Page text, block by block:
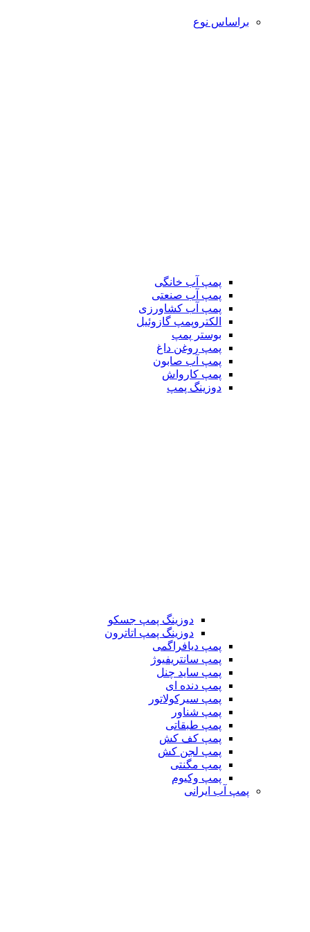
براساس نوع
پمپ آب خانگی
پمپ آب صنعتی
پمپ آب کشاورزی
الکتروپمپ گازوئیل
بوستر پمپ
پمپ روغن داغ
پمپ آب صابون
پمپ کارواش
دوزینگ پمپ
دوزینگ پمپ جسکو
دوزینگ پمپ اتاترون
پمپ دیافراگمی
پمپ سانتریفیوژ
پمپ ساید چنل
پمپ دنده ای
پمپ سیرکولاتور
پمپ شناور
پمپ طبقاتی
پمپ کف کش
پمپ لجن کش
پمپ مگنتی
پمپ وکیوم
پمپ آب ایرانی